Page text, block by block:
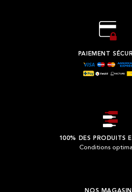
PAIEMENT
100% DES PRODUITS
Conditions